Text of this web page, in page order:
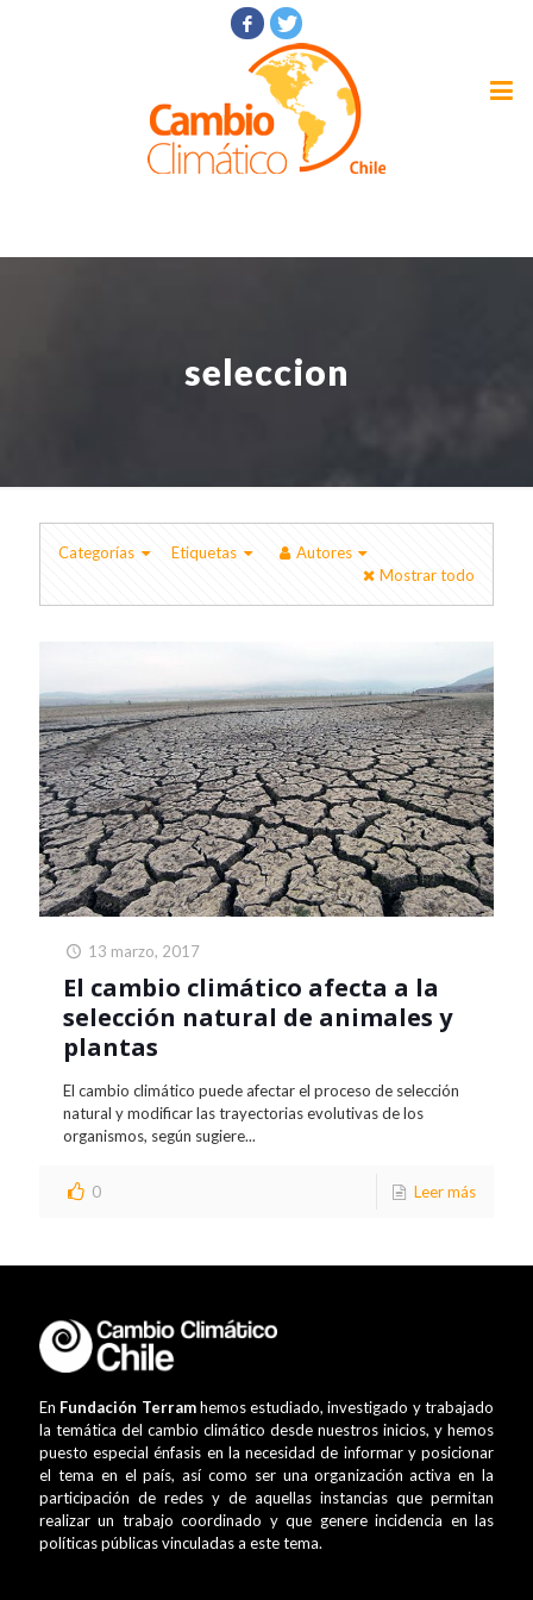
seleccion
Categorías Etiquetas
Autores
Mostrar todo
13 marzo, 2017
El cambio climático afecta a la
selección natural de animales y
plantas
El cambio climático puede afectar el proceso de selección
natural y modificar las trayectorias evolutivas de los
organismos, según sugiere...
0 Leer más
En Fundación Terramhemos estudiado, investigado y trabajado
la temática del cambio climático desde nuestros inicios, y hemos
puesto especial énfasis en la necesidad de informar y posicionar
el tema en el país, así como ser una organización activa en la
participación de redes y de aquellas instancias que permitan
realizar un trabajo coordinado y que genere incidencia en las
políticas públicas vinculadas a este tema.